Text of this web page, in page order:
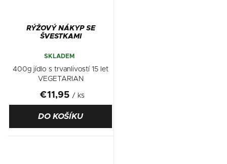
RÝŽOVÝ NÁKYP SE
ŠVESTKAMI
SKLADEM
€11,95 / ks
DO KOŠÍKU
400g jídlo s trvanlivostí 15 let
VEGETARIAN